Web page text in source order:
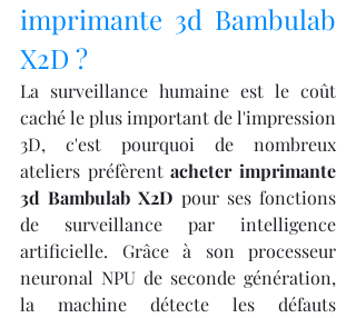
imprimante 3d Bambulab
X2D ?
La surveillance humaine est le coût
caché le plus important de l'impression
3D, c'est pourquoi de nombreux
ateliers préfèrent acheter imprimante
3d Bambulab X2D pour ses fonctions
de surveillance par intelligence
artificielle. Grâce à son processeur
neuronal NPU de seconde génération,
la machine détecte les défauts